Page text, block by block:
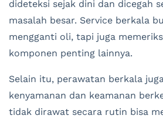
dideteksi sejak dini dan dicegah
masalah besar. Service berkala
mengganti oli, tapi juga
komponen penting lainnya.
Selain itu, perawatan berkala
kenyamanan dan keamanan
tidak dirawat secara rutin bisa